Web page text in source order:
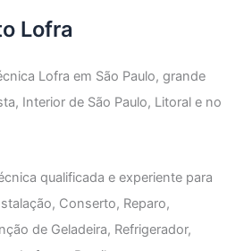
Lofra
Lofra em São Paulo, grande
Interior de São Paulo, Litoral e no
qualificada e experiente para
Conserto, Reparo,
de Geladeira, Refrigerador,